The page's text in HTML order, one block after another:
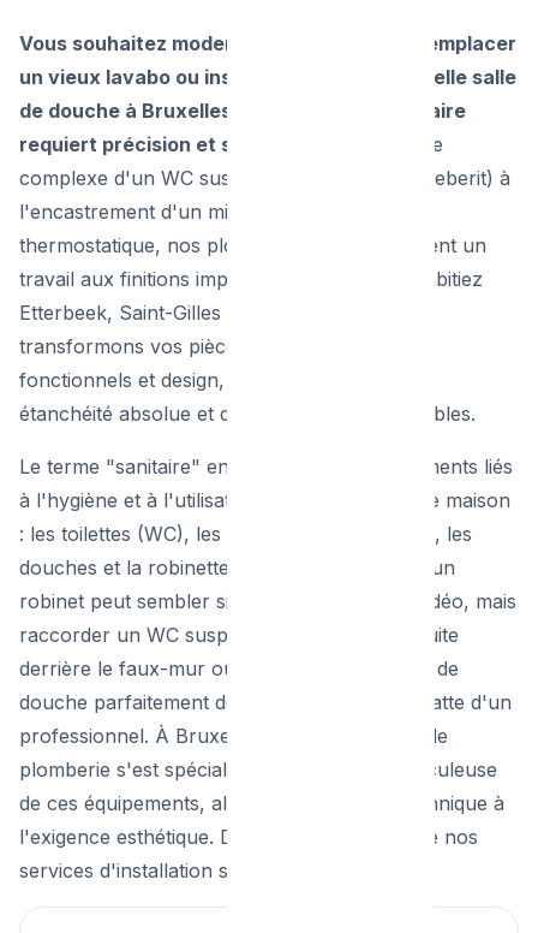
Vous souhaitez moderniser vos toilettes, remplacer
un vieux lavabo ou installer une toute nouvelle salle
de douche à Bruxelles ? L'installation sanitaire
requiert précision et savoir-faire.
De la pose
complexe d'un WC suspendu (bâti-support Geberit) à
l'encastrement d'un mitigeur de douche
thermostatique, nos plombiers experts assurent un
travail aux finitions impeccables. Que vous habitiez
Etterbeek, Saint-Gilles ou Anderlecht, nous
transformons vos pièces d'eau en espaces
fonctionnels et design, avec la garantie d'une
étanchéité absolue et de raccordements durables.
Le terme "sanitaire" englobe tous les équipements liés
à l'hygiène et à l'utilisation de l'eau dans votre maison
: les toilettes (WC), les lavabos, les baignoires, les
douches et la robinetterie associée. Changer un
robinet peut sembler simple sur un tutoriel vidéo, mais
raccorder un WC suspendu sans risquer la fuite
derrière le faux-mur ou installer un receveur de
douche parfaitement de niveau demande la patte d'un
professionnel. À Bruxelles, notre entreprise de
plomberie s'est spécialisée dans la pose méticuleuse
de ces équipements, alliant la robustesse technique à
l'exigence esthétique. Découvrez l'étendue de nos
services d'installation sanitaire.